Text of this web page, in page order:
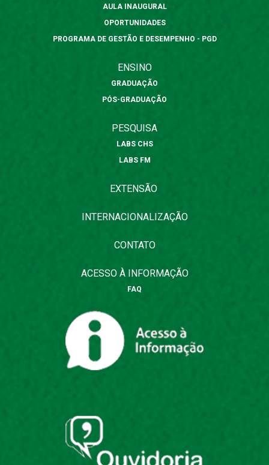
AULA INAUGURAL
OPORTUNIDADES
PROGRAMA DE GESTÃO E DESEMPENHO - PGD
ENSINO
GRADUAÇÃO
PÓS-GRADUAÇÃO
PESQUISA
LABS CHS
LABS FM
EXTENSÃO
INTERNACIONALIZAÇÃO
CONTATO
ACESSO À INFORMAÇÃO
FAQ